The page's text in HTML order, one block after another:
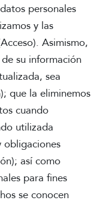
personales
y las
Asimismo,
su información
sea
que la eliminemos
cuando
utilizada
obligaciones
así como
para fines
se conocen